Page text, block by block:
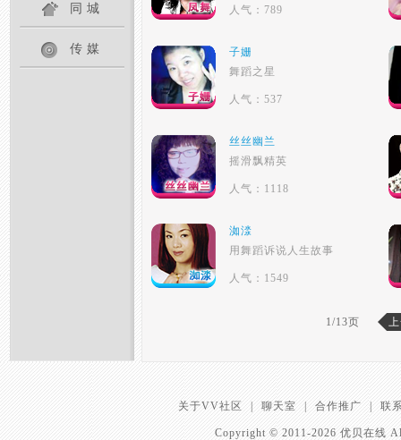
同城
传媒
人气：789
子姗
舞蹈之星
人气：537
丝丝幽兰
摇滑飘精英
人气：1118
洳渁
用舞蹈诉说人生故事
人气：1549
1/13页
关于VV社区 | 聊天室 | 合作推广 联
Copyright © 2011-2026 优贝在线